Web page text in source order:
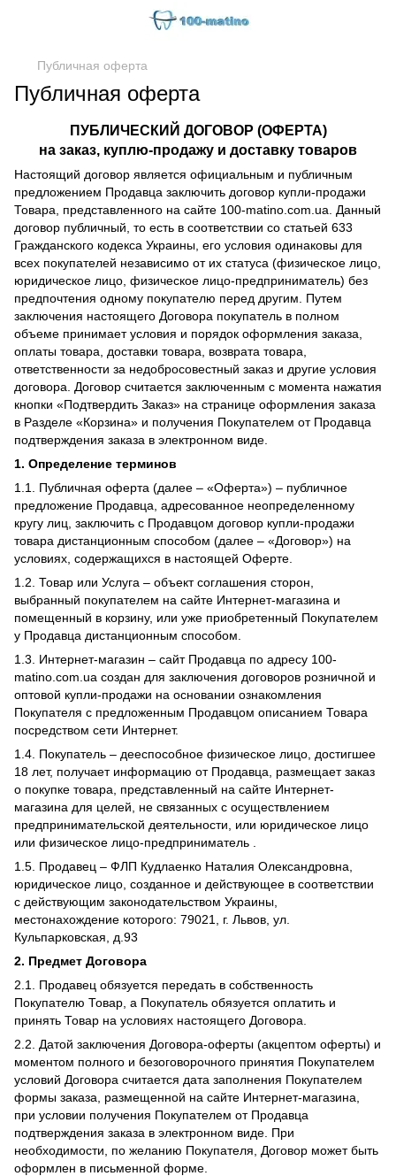
Публичная оферта
Публичная оферта
ПУБЛИЧЕСКИЙ ДОГОВОР (ОФЕРТА)
на заказ, куплю-продажу и доставку товаров
Настоящий договор является официальным и публичным
предложением Продавца заключить договор купли-продажи
Товара, представленного на сайте 100-matino.com.ua. Данный
договор публичный, то есть в соответствии со статьей 633
Гражданского кодекса Украины, его условия одинаковы для
всех покупателей независимо от их статуса (физическое лицо,
юридическое лицо, физическое лицо-предприниматель) без
предпочтения одному покупателю перед другим. Путем
заключения настоящего Договора покупатель в полном
объеме принимает условия и порядок оформления заказа,
оплаты товара, доставки товара, возврата товара,
ответственности за недобросовестный заказ и другие условия
договора. Договор считается заключенным с момента нажатия
кнопки «Подтвердить Заказ» на странице оформления заказа
в Разделе «Корзина» и получения Покупателем от Продавца
подтверждения заказа в электронном виде.
1. Определение терминов
1.1. Публичная оферта (далее – «Оферта») – публичное
предложение Продавца, адресованное неопределенному
кругу лиц, заключить с Продавцом договор купли-продажи
товара дистанционным способом (далее – «Договор») на
условиях, содержащихся в настоящей Оферте.
1.2. Товар или Услуга – объект соглашения сторон,
выбранный покупателем на сайте Интернет-магазина и
помещенный в корзину, или уже приобретенный Покупателем
у Продавца дистанционным способом.
1.3. Интернет-магазин – сайт Продавца по адресу 100-
matino.com.ua создан для заключения договоров розничной и
оптовой купли-продажи на основании ознакомления
Покупателя с предложенным Продавцом описанием Товара
посредством сети Интернет.
1.4. Покупатель – дееспособное физическое лицо, достигшее
18 лет, получает информацию от Продавца, размещает заказ
о покупке товара, представленный на сайте Интернет-
магазина для целей, не связанных с осуществлением
предпринимательской деятельности, или юридическое лицо
или физическое лицо-предприниматель .
1.5. Продавец – ФЛП Кудлаенко Наталия Олександровна,
юридическое лицо, созданное и действующее в соответствии
с действующим законодательством Украины,
местонахождение которого: 79021, г. Львов, ул.
Кульпарковская, д.93
2. Предмет Договора
2.1. Продавец обязуется передать в собственность
Покупателю Товар, а Покупатель обязуется оплатить и
принять Товар на условиях настоящего Договора.
2.2. Датой заключения Договора-оферты (акцептом оферты) и
моментом полного и безоговорочного принятия Покупателем
условий Договора считается дата заполнения Покупателем
формы заказа, размещенной на сайте Интернет-магазина,
при условии получения Покупателем от Продавца
подтверждения заказа в электронном виде. При
необходимости, по желанию Покупателя, Договор может быть
оформлен в письменной форме.